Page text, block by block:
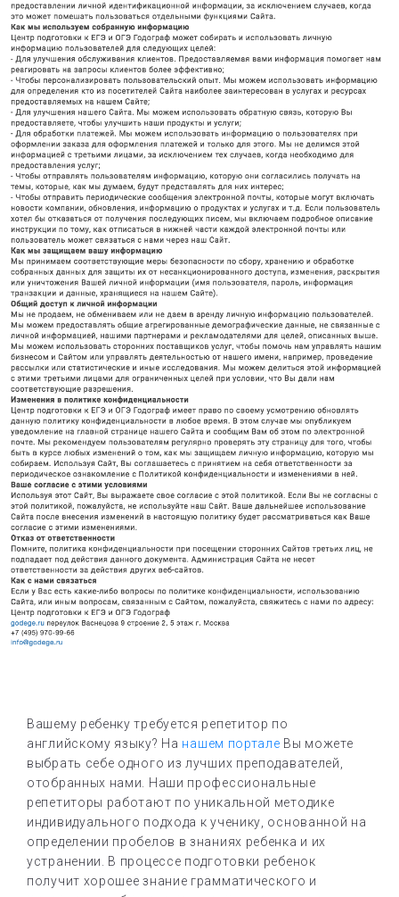
Вашему ребенку требуется репетитор по
английскому языку? На нашем портале Вы можете
выбрать себе одного из лучших преподавателей,
отобранных нами. Наши профессиональные
репетиторы работают по уникальной методике
индивидуального подхода к ученику, основанной на
определении пробелов в знаниях ребенка и их
устранении. В процессе подготовки ребенок
получит хорошее знание грамматического и